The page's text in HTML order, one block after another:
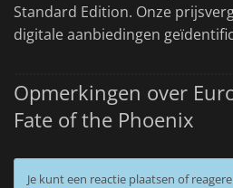
Standard Edition. Onze
digitale aanbiedingen
Opmerkingen over
Fate of the Phoenix
Je kunt een reactie plaatsen of